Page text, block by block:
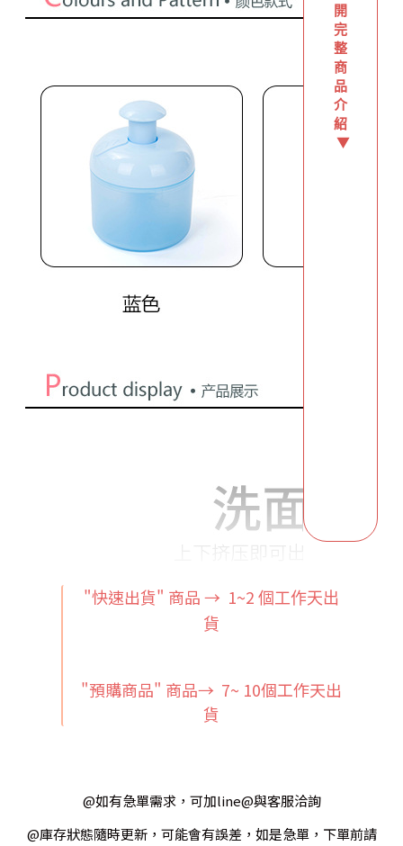
開
完
整
商
品
介
紹
▼
"快速出貨" 商品 → 1~2 個工作天出
貨
"預購商品" 商品→ 7~ 10個工作天出
貨
@如有急單需求，可加line@與客服洽詢
@庫存狀態隨時更新，可能會有誤差，如是急單，下單前請